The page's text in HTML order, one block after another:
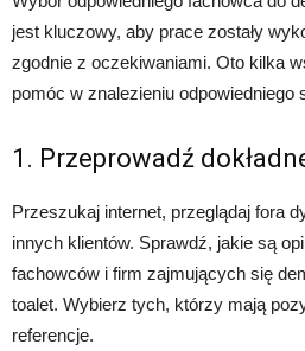
jest kluczowy, aby prace zostały
zgodnie z oczekiwaniami. Oto kilka
pomóc w znalezieniu odpowiedniego
1. Przeprowadź
Przeszukaj internet, przeglądaj fora
innych klientów. Sprawdź, jakie są
fachowców i firm zajmujących się
toalet. Wybierz tych, którzy mają
referencje.